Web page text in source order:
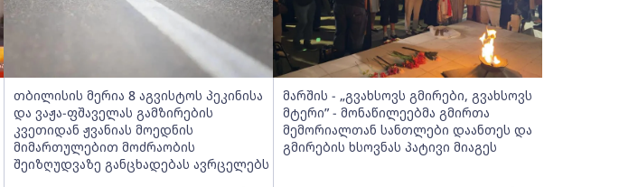
თბილისის მერია 8 აგვისტოს პეკინისა
და ვაჟა-ფშაველას გამზირების
კვეთიდან ჟვანიას მოედნის
მიმართულებით მოძრაობის
შეიზღუდვაზე განცხადებას ავრცელებს
მარშის - „გვახსოვს გმირები, გვახსოვს
მტერი” - მონაწილეებმა გმირთა
მემორიალთან სანთლები დაანთეს და
გმირების ხსოვნას პატივი მიაგეს